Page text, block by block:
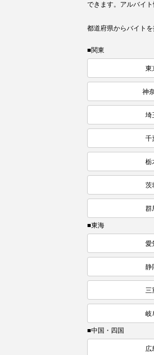
できます。アルバイ
都道府県からバイトを
■関東
東
神
埼
千
栃
茨
群
■東海
愛
静
三
岐
■中国・四国
広